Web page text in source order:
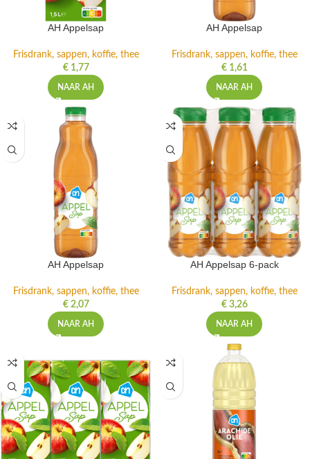
AH Appelsap
Frisdrank, sappen, koffie, thee
€1,77
NAAR AH
AH Appelsap
Frisdrank, sappen, koffie, thee
€1,61
NAAR AH
AH Appelsap
Frisdrank, sappen, koffie, thee
€2,07
NAAR AH
AH Appelsap 6-pack
Frisdrank, sappen, koffie, thee
€3,26
NAAR AH